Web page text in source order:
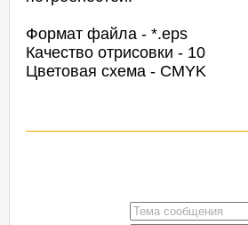
Формат файла - *.eps
Качество отрисовки - 10
Цветовая схема - CMYK